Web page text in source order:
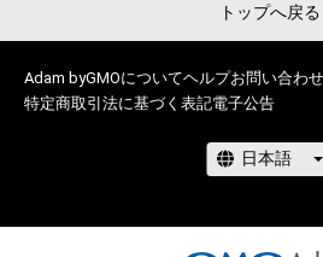
せん。)を行うことはできません。
・本アイテムに関する創作物の利用に
に反する利用またはその恐れのある利
であると判断した場合、利用をお断り
保有、その他第三者が損害を被った場
トップへ戻る
Adam byGMOについてヘルプお問い合わせ
特定商取引法に基づく表記電子公告